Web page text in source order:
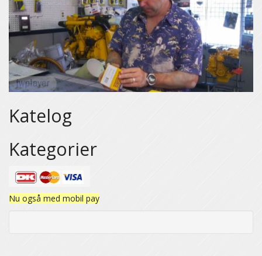
Katelog
Kategorier
Nu også med mobil pay